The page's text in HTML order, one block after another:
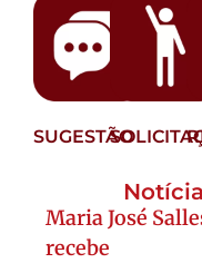
SUGESTÃO
Maria José
recebe